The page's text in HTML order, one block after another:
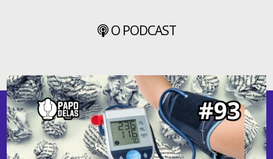
O PODCAST